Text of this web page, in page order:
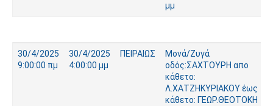
μμ
30/4/2025
9:00:00 πμ
30/4/2025
4:00:00 μμ
ΠΕΙΡΑΙΩΣ
Μονά/Ζυγά
οδός:ΣΑΧΤΟΥΡΗ απο
κάθετο:
Λ.ΧΑΤΖΗΚΥΡΙΑΚΟΥ έως
κάθετο: ΓΕΩΡ.ΘΕΟΤΟΚΗ